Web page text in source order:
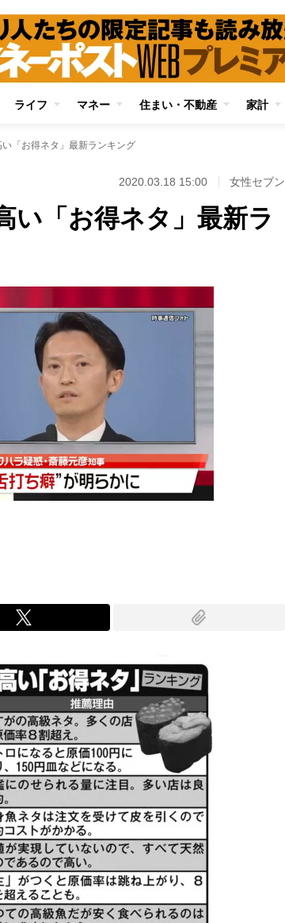
ライフ マネー 住まい・不動産 家計
「お得ネタ」最新ランキング
2020.03.18 15:00 女性セブン
い「お得ネタ」最新ラ